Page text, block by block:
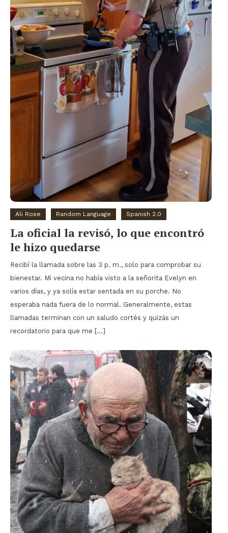
Ali Rose Random Language Spanish 2.0
La oficial la revisó, lo que encontró
le hizo quedarse
Recibí la llamada sobre las 3 p. m., solo para comprobar su
bienestar. Mi vecina no había visto a la señorita Evelyn en
varios días, y ya solía estar sentada en su porche. No
esperaba nada fuera de lo normal. Generalmente, estas
llamadas terminan con un saludo cortés y quizás un
recordatorio para que me […]